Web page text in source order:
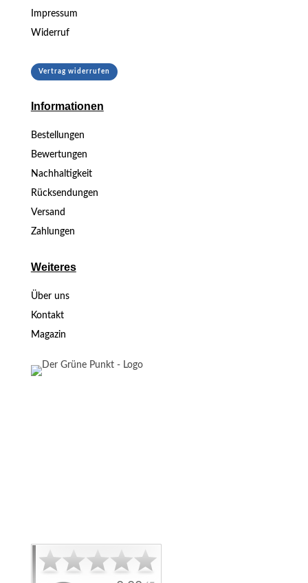
Impressum
Widerruf
Vertrag widerrufen
Informationen
Bestellungen
Bewertungen
Nachhaltigkeit
Rücksendungen
Versand
Zahlungen
Weiteres
Über uns
Kontakt
Magazin